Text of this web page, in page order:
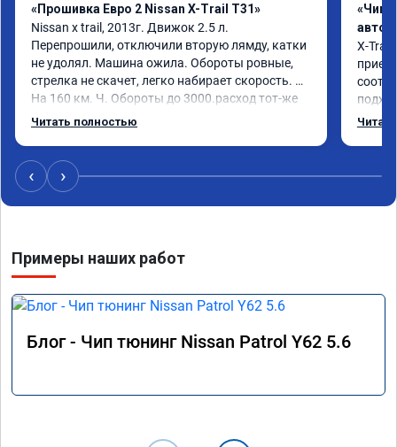
«Прошивка Евро 2 Nissan X-Trail T31»
Nissan x trаil, 2013г. Движок 2.5 л.
Перепрошили, отключили вторую лямду, катки
не удолял. Машина ожила. Обороты ровные,
стрелка не скачет, легко набирает скорость.
На 160 км. Ч. Обороты до 3000.расход тот-же
без изменения 12л. Услугой доволен.
Читать полностью
«Чип
X-Trail
‹ ›
Примеры наших работ
Блог - Чип тюнинг Nissan Patrol Y62 5.6